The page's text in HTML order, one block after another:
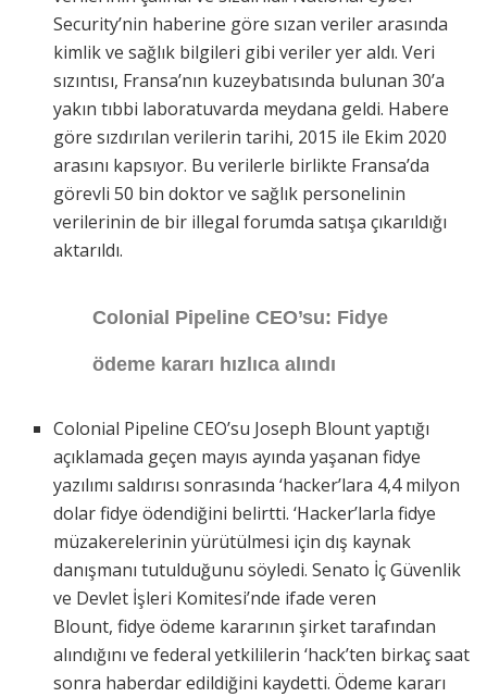
Security’nin haberine göre sızan veriler arasında
kimlik ve sağlık bilgileri gibi veriler yer aldı. Veri
sızıntısı, Fransa’nın kuzeybatısında bulunan 30’a
yakın tıbbi laboratuvarda meydana geldi. Habere
göre sızdırılan verilerin tarihi, 2015 ile Ekim 2020
arasını kapsıyor. Bu verilerle birlikte Fransa’da
görevli 50 bin doktor ve sağlık personelinin
verilerinin de bir illegal forumda satışa çıkarıldığı
aktarıldı.
Colonial Pipeline CEO’su: Fidye
ödeme kararı hızlıca alındı
Colonial Pipeline CEO’su Joseph Blount yaptığı
açıklamada geçen mayıs ayında yaşanan fidye
yazılımı saldırısı sonrasında ‘hacker’lara 4,4 milyon
dolar fidye ödendiğini belirtti. ‘Hacker’larla fidye
müzakerelerinin yürütülmesi için dış kaynak
danışmanı tutulduğunu söyledi. Senato İç Güvenlik
ve Devlet İşleri Komitesi’nde ifade veren
Blount, fidye ödeme kararının şirket tarafından
alındığını ve federal yetkililerin ‘hack’ten birkaç saat
sonra haberdar edildiğini kaydetti. Ödeme kararı